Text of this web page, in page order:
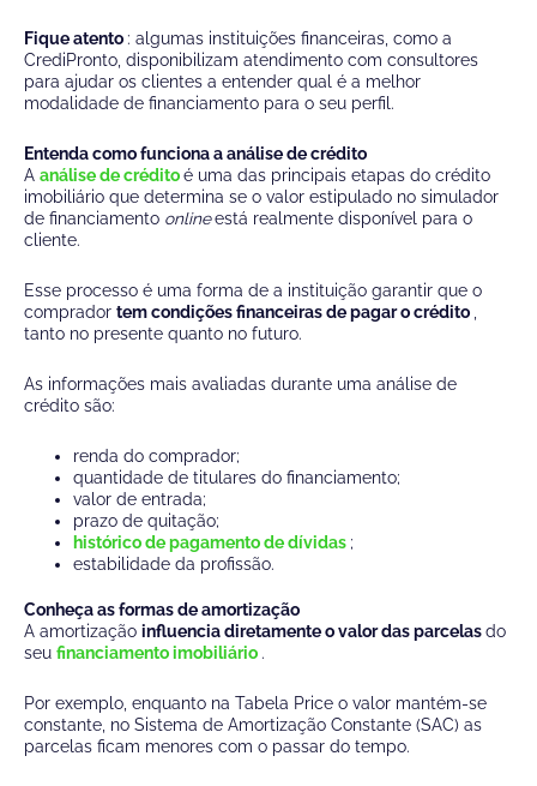
Fique atento : algumas instituições financeiras, como a
CrediPronto, disponibilizam atendimento com consultores
para ajudar os clientes a entender qual é a melhor
modalidade de financiamento para o seu perfil.
Entenda como funciona a análise de crédito
A análise de créditoé uma das principais etapas do crédito
imobiliário que determina se o valor estipulado no simulador
de financiamento onlineestá realmente disponível para o
cliente.
Esse processo é uma forma de a instituição garantir que o
comprador tem condições financeiras de pagar o crédito
tanto no presente quanto no futuro.
As informações mais avaliadas durante uma análise de
crédito são:
renda do comprador;
quantidade de titulares do financiamento;
valor de entrada;
prazo de quitação;
histórico de pagamento de dívidas ;
estabilidade da profissão.
Conheça as formas de amortização
A amortização influencia diretamente o valor das parcelasdo
seu financiamento imobiliário .
Por exemplo, enquanto na Tabela Price o valor mantém-se
constante, no Sistema de Amortização Constante (SAC) as
parcelas ficam menores com o passar do tempo.